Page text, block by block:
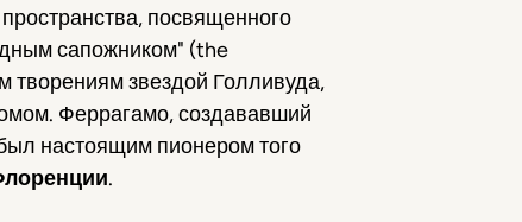
посвященного
сапожником" (the
творениям звездой Голливуда,
Феррагамо, создававший
настоящим пионером того
.